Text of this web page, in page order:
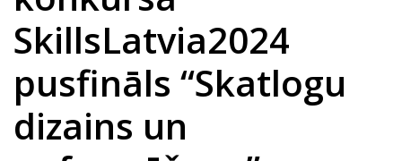
SkillsLatvia2024
pusfināls “Skatlogu
dizains un